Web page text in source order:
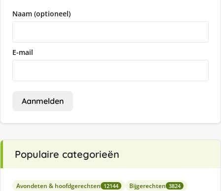
Naam (optioneel)
E-mail
Aanmelden
Populaire categorieën
Avondeten & hoofdgerechten 12144 Bijgerechten 3824